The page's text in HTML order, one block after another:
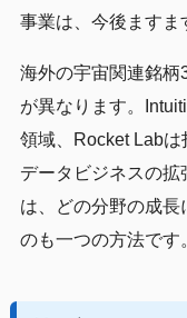
事業は、今後ますま
海外の宇宙関連銘
が異なります。
領域、Rocket Lab
データビジネスの拡
は、どの分野の成
のも一つの方法です